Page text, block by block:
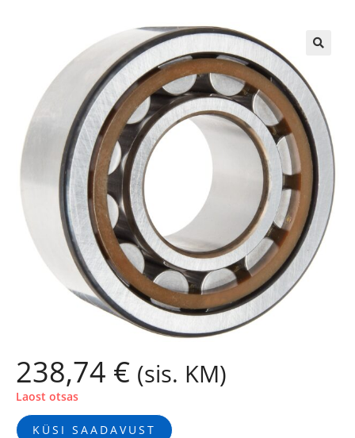
238,74 € (sis. KM)
Laost otsas
KÜSI SAADAVUST